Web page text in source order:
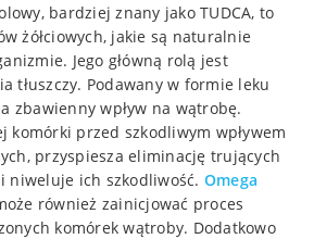
bardziej znany jako TUDCA, to
żółciowych, jakie są naturalnie
Jego główną rolą jest
tłuszczy. Podawany w formie leku
zbawienny wpływ na wątrobę.
komórki przed szkodliwym wpływem
przyspiesza eliminację trujących
niweluje ich szkodliwość. Omega
również zainicjować proces
komórek wątroby. Dodatkowo